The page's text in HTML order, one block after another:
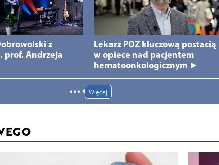
z
prof. Andrzeja
Lekarz POZ kluczową postacią
w opiece nad pacjentem
hematoonkologicznym ►
Więcej